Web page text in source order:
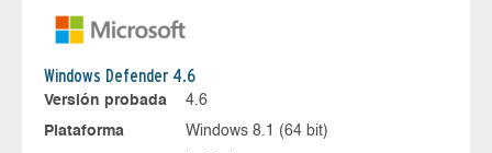
Windows Defender 4.6
Versión probada
4.6
Plataforma
Windows 8.1 (64 bit)